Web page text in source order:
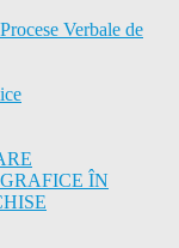
Verbale de
ÎN